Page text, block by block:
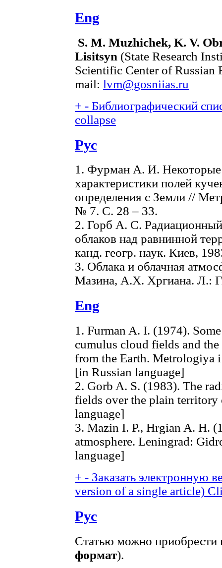
Eng
S. M. Muzhichek, K. V.
Lisitsyn (State Research
Scientific Center of Russian
mail: lvm@gosniias.ru
+ - Библиографический
collapse
Рус
1. Фурман А. И. Некоторые
характеристики полей
определения с Земли //
№ 7. С. 28 – 33.
2. Горб А. С.
облаков над равнинной
канд. геогр. наук. Киев,
3. Облака и облачная
Мазина, А.Х. Хргиана. Л.:
Eng
1. Furman A. I. (1974).
cumulus cloud fields and
from the Earth. Metrologiya
[in Russian language]
2. Gorb A. S. (1983). The
fields over the plain
language]
3. Mazin I. P., Hrgian A. H.
atmosphere. Leningrad:
language]
+ - Заказать электронную
version of a single article)
Рус
Статью можно приобрести
формат).